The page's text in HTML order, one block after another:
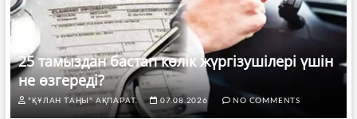
25 тамыздан бастап көлік жүргізушілері үшін
не өзгереді?
"ҚҰЛАН ТАҢЫ" АҚПАРАТ. 07.08.2026 NO COMMENTS